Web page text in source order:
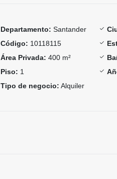
Departamento: Santander
Código: 10118115
Área Privada: 400 m²
Piso: 1
Tipo de negocio: Alquiler